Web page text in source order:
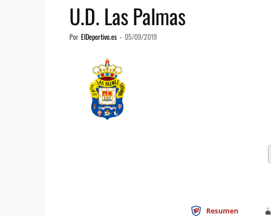
U.D. Las Palmas
Por ElDeportivo.es - 05/09/2019
Resumen